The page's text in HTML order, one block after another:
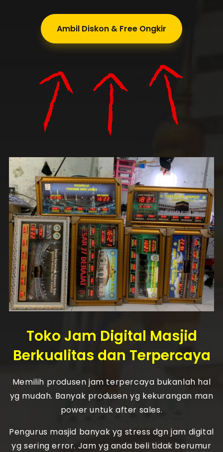
Ambil Diskon & Free Ongkir
Toko Jam Digital Masjid
Berkualitas dan Terpercaya
Memilih produsen jam terpercaya bukanlah hal
yg mudah. Banyak produsen yg kekurangan man
power untuk after sales.
Pengurus masjid banyak yg stress dgn jam digital
yg sering error. Jam yg anda beli tidak berumur